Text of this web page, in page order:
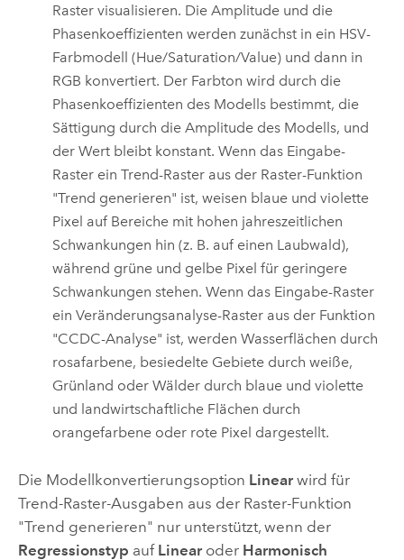
Raster visualisieren. Die Amplitude und die
Phasenkoeffizienten werden zunächst in ein HSV-
Farbmodell (Hue/Saturation/Value) und dann in
RGB konvertiert. Der Farbton wird durch die
Phasenkoeffizienten des Modells bestimmt, die
Sättigung durch die Amplitude des Modells, und
der Wert bleibt konstant. Wenn das Eingabe-
Raster ein Trend-Raster aus der Raster-Funktion
"Trend generieren" ist, weisen blaue und violette
Pixel auf Bereiche mit hohen jahreszeitlichen
Schwankungen hin (z. B. auf einen Laubwald),
während grüne und gelbe Pixel für geringere
Schwankungen stehen. Wenn das Eingabe-Raster
ein Veränderungsanalyse-Raster aus der Funktion
"CCDC-Analyse" ist, werden Wasserflächen durch
rosafarbene, besiedelte Gebiete durch weiße,
Grünland oder Wälder durch blaue und violette
und landwirtschaftliche Flächen durch
orangefarbene oder rote Pixel dargestellt.
Die Modellkonvertierungsoption Linearwird für
Trend-Raster-Ausgaben aus der Raster-Funktion
"Trend generieren" nur unterstützt, wenn der
Regressionstyp auf Linearoder Harmonisch